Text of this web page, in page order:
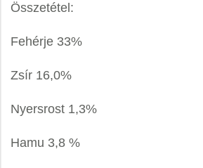
Összetétel:
Fehérje 33%
Zsír 16,0%
Nyersrost 1,3%
Hamu 3,8 %